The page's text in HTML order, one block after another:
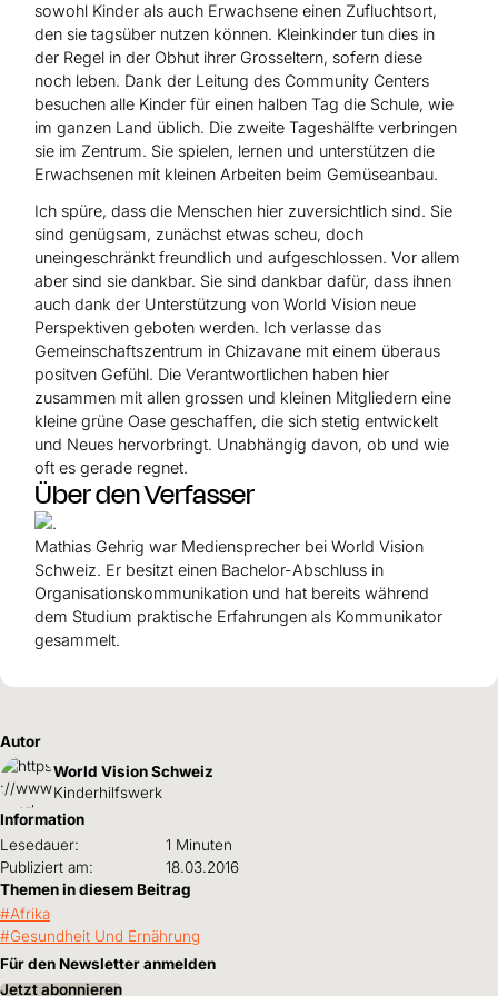
sowohl Kinder als auch Erwachsene einen Zufluchtsort,
den sie tagsüber nutzen können. Kleinkinder tun dies in
der Regel in der Obhut ihrer Grosseltern, sofern diese
noch leben. Dank der Leitung des Community Centers
besuchen alle Kinder für einen halben Tag die Schule, wie
im ganzen Land üblich. Die zweite Tageshälfte verbringen
sie im Zentrum. Sie spielen, lernen und unterstützen die
Erwachsenen mit kleinen Arbeiten beim Gemüseanbau.
Ich spüre, dass die Menschen hier zuversichtlich sind. Sie
sind genügsam, zunächst etwas scheu, doch
uneingeschränkt freundlich und aufgeschlossen. Vor allem
aber sind sie dankbar. Sie sind dankbar dafür, dass ihnen
auch dank der Unterstützung von World Vision neue
Perspektiven geboten werden. Ich verlasse das
Gemeinschaftszentrum in Chizavane mit einem überaus
positven Gefühl. Die Verantwortlichen haben hier
zusammen mit allen grossen und kleinen Mitgliedern eine
kleine grüne Oase geschaffen, die sich stetig entwickelt
und Neues hervorbringt. Unabhängig davon, ob und wie
oft es gerade regnet.
Über den Verfasser
Mathias Gehrig war Mediensprecher bei World Vision
Schweiz. Er besitzt einen Bachelor-Abschluss in
Organisationskommunikation und hat bereits während
dem Studium praktische Erfahrungen als Kommunikator
gesammelt.
Autor
World Vision Schweiz
Kinderhilfswerk
Information
Lesedauer:
1 Minuten
Publiziert am:
18.03.2016
Themen in diesem Beitrag
Afrika
Gesundheit Und Ernährung
Für den Newsletter anmelden
Jetzt abonnieren